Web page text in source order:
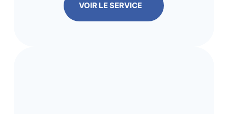
VOIR LE SERVICE